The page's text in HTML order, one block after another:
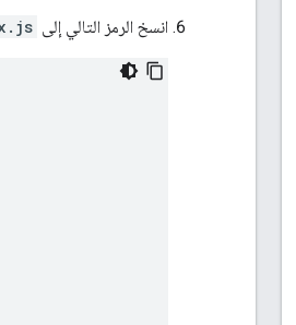
انسخ الرمز التالي إلى